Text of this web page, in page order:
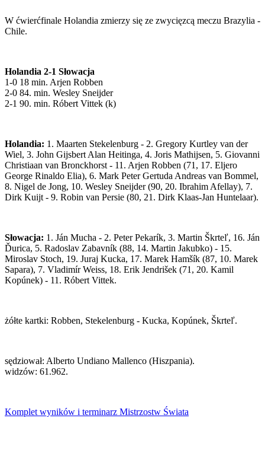
W ćwierćfinale Holandia zmierzy się ze zwycięzcą meczu Brazylia -
Chile.
Holandia 2-1 Słowacja
1-0 18 min. Arjen Robben
2-0 84. min. Wesley Sneijder
2-1 90. min. Róbert Vittek (k)
Holandia: 1. Maarten Stekelenburg - 2. Gregory Kurtley van der
Wiel, 3. John Gijsbert Alan Heitinga, 4. Joris Mathijsen, 5. Giovanni
Christiaan van Bronckhorst - 11. Arjen Robben (71, 17. Eljero
George Rinaldo Elia), 6. Mark Peter Gertuda Andreas van Bommel,
8. Nigel de Jong, 10. Wesley Sneijder (90, 20. Ibrahim Afellay), 7.
Dirk Kuijt - 9. Robin van Persie (80, 21. Dirk Klaas-Jan Huntelaar).
Słowacja: 1. Ján Mucha - 2. Peter Pekarík, 3. Martin Škrteľ, 16. Ján
Ďurica, 5. Radoslav Zabavník (88, 14. Martin Jakubko) - 15.
Miroslav Stoch, 19. Juraj Kucka, 17. Marek Hamšík (87, 10. Marek
Sapara), 7. Vladimír Weiss, 18. Erik Jendrišek (71, 20. Kamil
Kopúnek) - 11. Róbert Vittek.
żółte kartki: Robben, Stekelenburg - Kucka, Kopúnek, Škrteľ.
sędziował: Alberto Undiano Mallenco (Hiszpania).
widzów: 61.962.
Komplet wyników i terminarz Mistrzostw Świata